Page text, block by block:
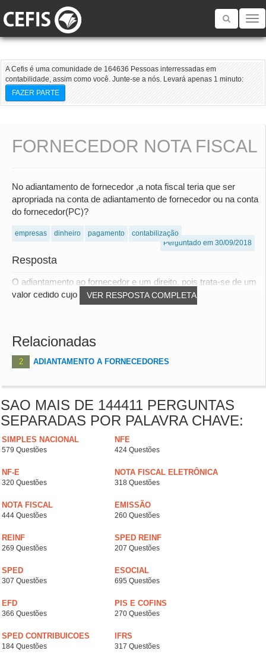
Toggle
A Cefis é uma comunidade de 164636 Pessoas interressadas em
contabilidade, assim como você. Junte-se a nós. Levará apenas 1 minuto:
FAZER PARTE
FORNECEDOR NOTA FISCAL
No adiantamento de fornecedor ,a nota fiscal teria que ser
apropriada na conta de adiantamento de fornecedor ou na conta
do fornecedor(PC)?
empresas dinheiro pagamento
contabilização
Perguntado em 30/09/2018
Resposta
VER RESPOSTA COMPLETA
O adiantamento ao fornecedor e um direito, pois trata-se de um
valor cedido cujo o beneficio econômi...
Relacionadas
2 ADIANTAMENTO A FORNECEDORES
SAO MAIS DE 144411 PERGUNTAS
SEPARADAS POR PALAVRA CHAVE:
SIMPLES NACIONAL
579 Questões
NFE
424 Questões
NF-E
320 Questões
NOTA FISCAL ELETRÔNICA
318 Questões
NOTA FISCAL
444 Questões
EMISSÃO
260 Questões
REINF
269 Questões
SPED REINF
207 Questões
SPED
307 Questões
ESOCIAL
695 Questões
EFD
366 Questões
PIS E COFINS
270 Questões
SPED CONTRIBUICOES
184 Questões
IFRS
317 Questões